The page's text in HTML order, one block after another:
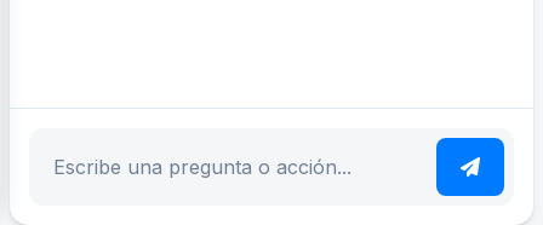
Escribe tu pregunta